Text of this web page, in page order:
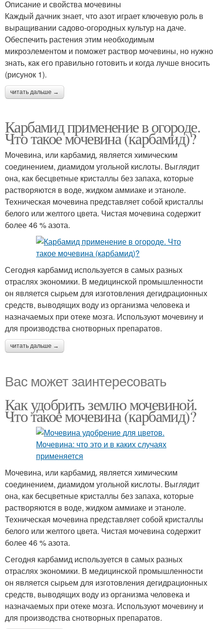
Описание и свойства мочевины
Каждый дачник знает, что азот играет ключевую роль в
выращивании садово-огородных культур на даче.
Обеспечить растения этим необходимым
микроэлементом и поможет раствор мочевины, но нужно
знать, как его правильно готовить и когда лучше вносить
(рисунок 1).
читать дальше →
Карбамид применение в огороде.
Что такое мочевина (карбамид)?
Мочевина, или карбамид, является химическим
соединением, диамидом угольной кислоты. Выглядит
она, как бесцветные кристаллы без запаха, которые
растворяются в воде, жидком аммиаке и этаноле.
Техническая мочевина представляет собой кристаллы
белого или желтого цвета. Чистая мочевина содержит
более 46 % азота.
Сегодня карбамид используется в самых разных
отраслях экономики. В медицинской промышленности
он является сырьем для изготовления дегидрационных
средств, выводящих воду из организма человека и
назначаемых при отеке мозга. Используют мочевину и
для производства снотворных препаратов.
читать дальше →
Вас может заинтересовать
Как удобрить землю мочевиной.
Что такое мочевина (карбамид)?
Мочевина, или карбамид, является химическим
соединением, диамидом угольной кислоты. Выглядит
она, как бесцветные кристаллы без запаха, которые
растворяются в воде, жидком аммиаке и этаноле.
Техническая мочевина представляет собой кристаллы
белого или желтого цвета. Чистая мочевина содержит
более 46 % азота.
Сегодня карбамид используется в самых разных
отраслях экономики. В медицинской промышленности
он является сырьем для изготовления дегидрационных
средств, выводящих воду из организма человека и
назначаемых при отеке мозга. Используют мочевину и
для производства снотворных препаратов.